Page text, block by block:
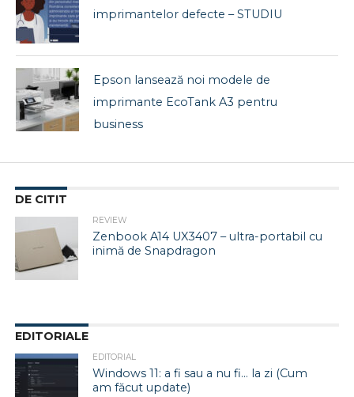
imprimantelor defecte – STUDIU
Epson lansează noi modele de
imprimante EcoTank A3 pentru
business
DE CITIT
REVIEW
Zenbook A14 UX3407 – ultra-portabil cu
inimă de Snapdragon
EDITORIALE
EDITORIAL
Windows 11: a fi sau a nu fi… la zi (Cum
am făcut update)